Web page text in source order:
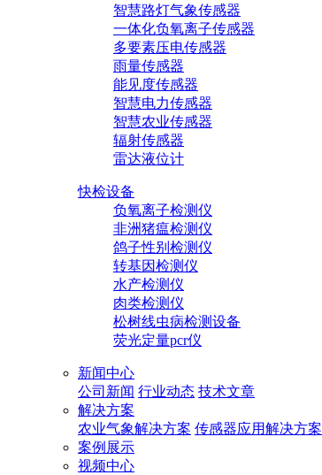
智慧路灯气象传感器
一体化负氧离子传感器
多要素压电传感器
雨量传感器
能见度传感器
智慧电力传感器
智慧农业传感器
辐射传感器
雷达液位计
快检设备
负氧离子检测仪
非洲猪瘟检测仪
鸽子性别检测仪
转基因检测仪
水产检测仪
肉类检测仪
松树线虫病检测设备
荧光定量pcr仪
新闻中心
公司新闻 行业动态 技术文章
解决方案
农业气象解决方案 传感器应用解决方案
案例展示
视频中心